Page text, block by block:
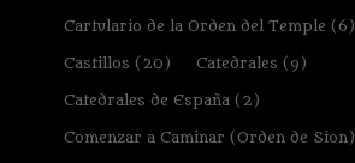
Cartulario de la Orden del Temple (6)
Castillos (20) Catedrales (9)
Catedrales de España (2)
Comenzar a Caminar (Orden de Sion)